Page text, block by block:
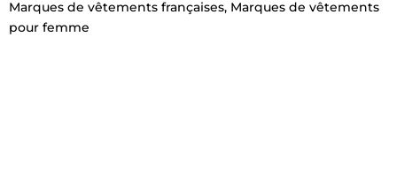
Marques de vêtements françaises, Marques de vêtements
pour femme